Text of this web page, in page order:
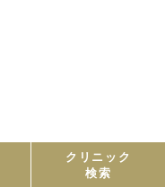
クリニック
検索